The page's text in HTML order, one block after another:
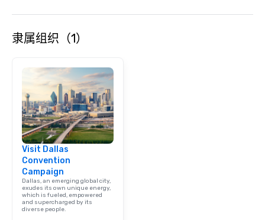
隶属组织（1）
Visit Dallas
Convention
Campaign
Dallas, an emerging global city,
exudes its own unique energy,
which is fueled, empowered
and supercharged by its
diverse people.